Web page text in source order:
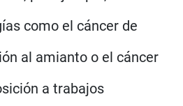
como el cáncer de
al amianto o el cáncer
a trabajos